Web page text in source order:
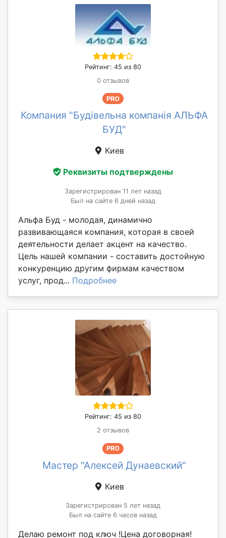
Рейтинг: 45 из 80
0 отзывов
PRO
Компания "Будівельна компанія АЛЬФА
БУД"
Киев
Реквизиты подтверждены
Зарегистрирован 11 лет назад
Был на сайте 6 дней назад
Альфа Буд - молодая, динамично
развивающаяся компания, которая в своей
деятельности делает акцент на качество.
Цель нашей компании - составить достойную
конкуренцию другим фирмам качеством
услуг, прод... Подробнее
Рейтинг: 45 из 80
2 отзывов
PRO
Мастер "Алексей Дунаевский"
Киев
Зарегистрирован 5 лет назад
Был на сайте 6 часов назад
Делаю ремонт под ключ !Цена договорная!